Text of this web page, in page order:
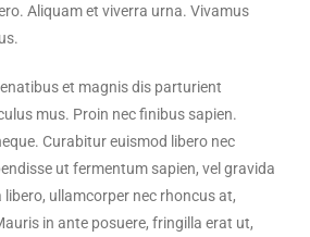
Aliquam et viverra urna. Vivamus
et magnis dis parturient
mus. Proin nec finibus sapien.
Curabitur euismod libero nec
ut fermentum sapien, vel gravida
ullamcorper nec rhoncus at,
in ante posuere, fringilla erat ut,